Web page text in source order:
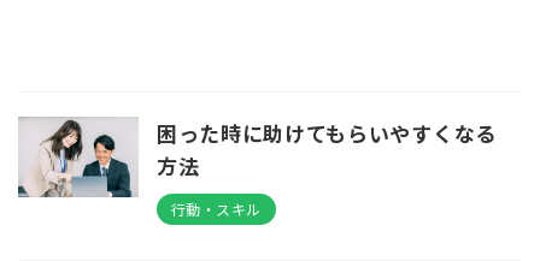
困った時に助けてもらいやすくなる
方法
行動・スキル